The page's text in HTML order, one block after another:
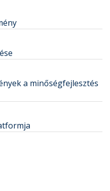
a minőségfejlesztés